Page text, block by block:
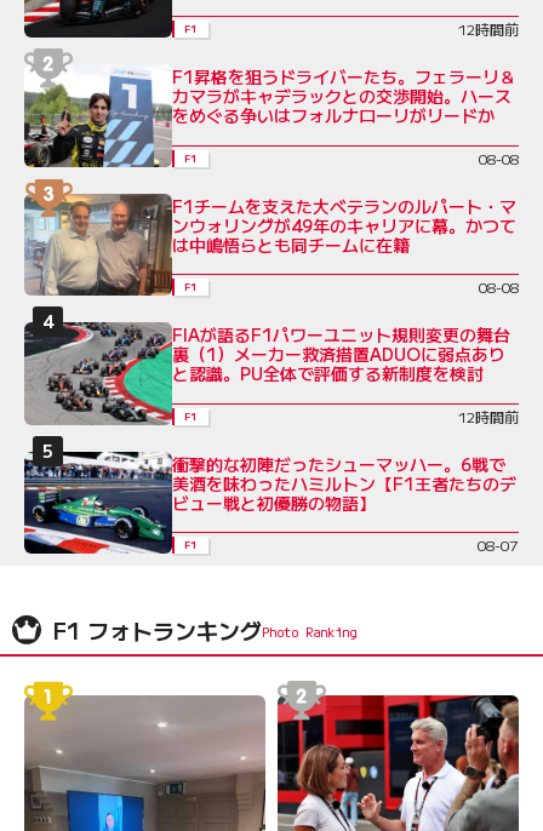
F1 12時間前
F1昇格を狙うドライバーたち。フェラーリ＆
カマラがキャデラックとの交渉開始。ハース
をめぐる争いはフォルナローリがリードか
F1 08-08
F1チームを支えた大ベテランのルパート・マ
ンウォリングが49年のキャリアに幕。かつて
は中嶋悟らとも同チームに在籍
F1 08-08
FIAが語るF1パワーユニット規則変更の舞台
裏（1）メーカー救済措置ADUOに弱点あり
と認識。PU全体で評価する新制度を検討
F1 12時間前
衝撃的な初陣だったシューマッハー。6戦で
美酒を味わったハミルトン【F1王者たちのデ
ビュー戦と初優勝の物語】
F1 08-07
F1 フォトランキング